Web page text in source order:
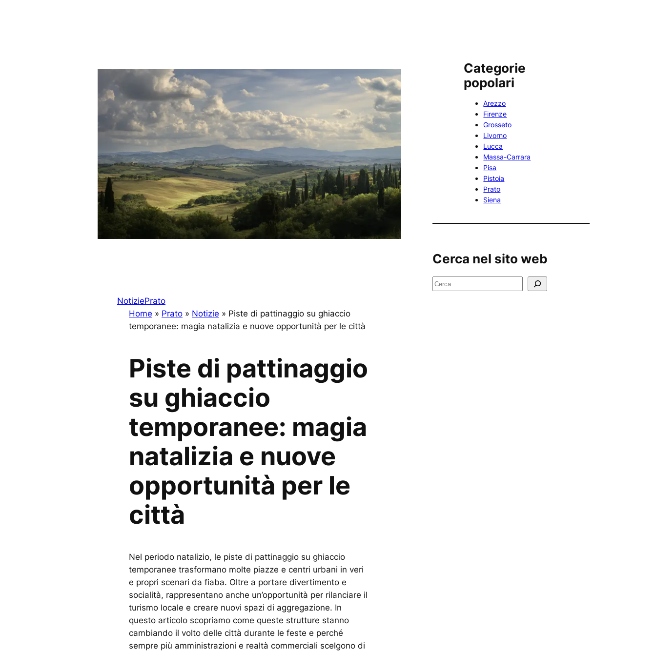
NotiziePrato
Home » Prato » Notizie » Piste di pattinaggio su ghiaccio
temporanee: magia natalizia e nuove opportunità per le città
Piste di pattinaggio
su ghiaccio
temporanee: magia
natalizia e nuove
opportunità per le
città
Nel periodo natalizio, le piste di pattinaggio su ghiaccio
temporanee trasformano molte piazze e centri urbani in veri
e propri scenari da fiaba. Oltre a portare divertimento e
socialità, rappresentano anche un’opportunità per rilanciare il
turismo locale e creare nuovi spazi di aggregazione. In
questo articolo scopriamo come queste strutture stanno
cambiando il volto delle città durante le feste e perché
sempre più amministrazioni e realtà commerciali scelgono di
Categorie
popolari
Arezzo
Firenze
Grosseto
Livorno
Lucca
Massa-Carrara
Pisa
Pistoia
Prato
Siena
Cerca nel sito web
C